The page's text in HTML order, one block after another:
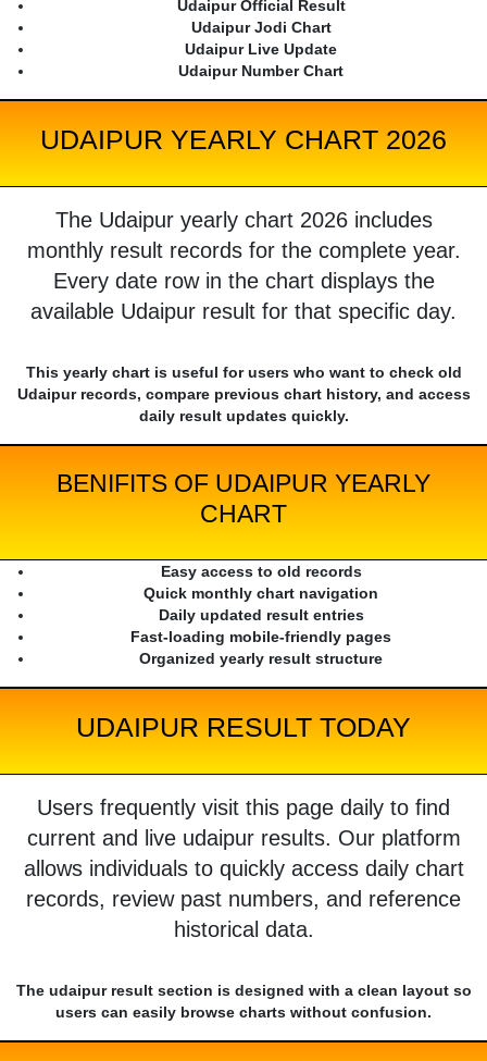
Udaipur Official Result
Udaipur Jodi Chart
Udaipur Live Update
Udaipur Number Chart
UDAIPUR YEARLY CHART 2026
The Udaipur yearly chart 2026 includes
monthly result records for the complete year.
Every date row in the chart displays the
available Udaipur result for that specific day.
This yearly chart is useful for users who want to check old
Udaipur records, compare previous chart history, and access
daily result updates quickly.
BENIFITS OF UDAIPUR YEARLY
CHART
Easy access to old records
Quick monthly chart navigation
Daily updated result entries
Fast-loading mobile-friendly pages
Organized yearly result structure
UDAIPUR RESULT TODAY
Users frequently visit this page daily to find
current and live udaipur results. Our platform
allows individuals to quickly access daily chart
records, review past numbers, and reference
historical data.
The udaipur result section is designed with a clean layout so
users can easily browse charts without confusion.